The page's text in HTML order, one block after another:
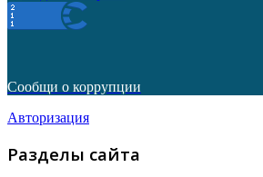
Сообщи о коррупции
Авторизация
Разделы сайта